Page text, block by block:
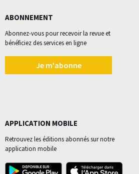
ABONNEMENT
Abonnez-vous pour recevoir la revue et
bénéficiez des services en ligne
Je m'abonne
APPLICATION MOBILE
Retrouvez les éditions abonnés sur notre
application mobile